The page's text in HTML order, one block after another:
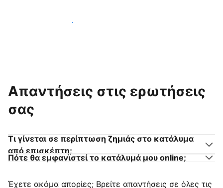
Γίνετε κι εσείς οικοδεσπότης
Απαντήσεις στις ερωτήσεις
σας
Τι γίνεται σε περίπτωση ζημιάς στο κατάλυμα
από επισκέπτη;
Πότε θα εμφανιστεί το κατάλυμά μου online;
Έχετε ακόμα απορίες; Βρείτε απαντήσεις σε όλες τις